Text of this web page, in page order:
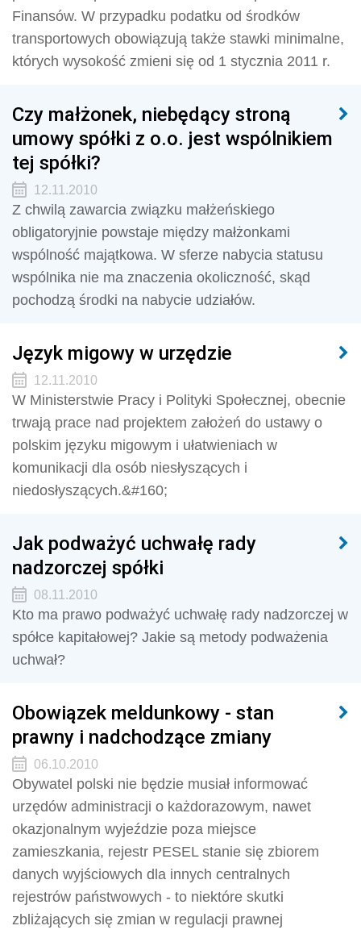
Finansów. W przypadku podatku od środków
transportowych obowiązują także stawki minimalne,
których wysokość zmieni się od 1 stycznia 2011 r.
Czy małżonek, niebędący stroną
umowy spółki z o.o. jest wspólnikiem
tej spółki?
12.11.2010
Z chwilą zawarcia związku małżeńskiego
obligatoryjnie powstaje między małżonkami
wspólność majątkowa. W sferze nabycia statusu
wspólnika nie ma znaczenia okoliczność, skąd
pochodzą środki na nabycie udziałów.
Język migowy w urzędzie
12.11.2010
W Ministerstwie Pracy i Polityki Społecznej, obecnie
trwają prace nad projektem założeń do ustawy o
polskim języku migowym i ułatwieniach w
komunikacji dla osób niesłyszących i
niedosłyszących.&#160;
Jak podważyć uchwałę rady
nadzorczej spółki
08.11.2010
Kto ma prawo podważyć uchwałę rady nadzorczej w
spółce kapitałowej? Jakie są metody podważenia
uchwał?
Obowiązek meldunkowy - stan
prawny i nadchodzące zmiany
06.10.2010
Obywatel polski nie będzie musiał informować
urzędów administracji o każdorazowym, nawet
okazjonalnym wyjeździe poza miejsce
zamieszkania, rejestr PESEL stanie się zbiorem
danych wyjściowych dla innych centralnych
rejestrów państwowych - to niektóre skutki
zbliżających się zmian w regulacji prawnej